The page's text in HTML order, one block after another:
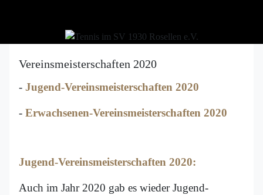
Vereinsmeisterschaften 2020
- Jugend-Vereinsmeisterschaften 2020
- Erwachsenen-Vereinsmeisterschaften 2020
Jugend-Vereinsmeisterschaften 2020:
Auch im Jahr 2020 gab es wieder Jugend-